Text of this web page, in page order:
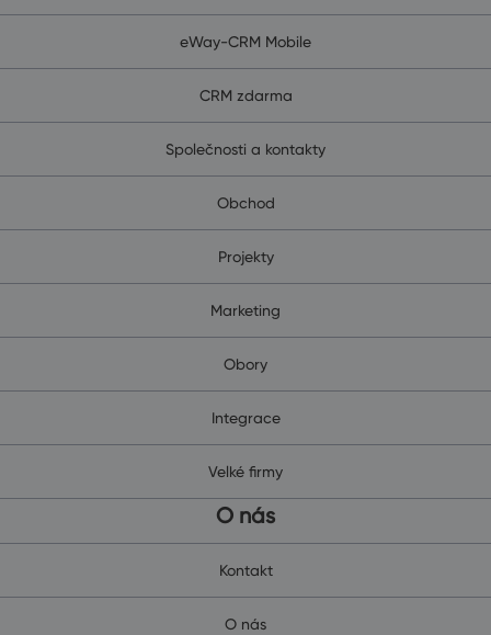
eWay-CRM Mobile
CRM zdarma
Společnosti a kontakty
Obchod
Projekty
Marketing
Obory
Integrace
Velké firmy
O nás
Kontakt
O nás